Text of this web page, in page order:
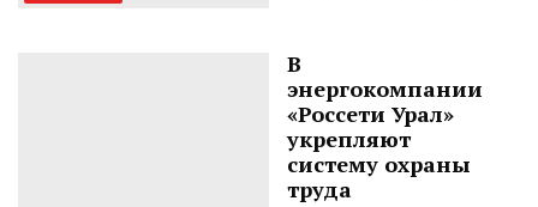
В
энергокомпании
«Россети Урал»
укрепляют
систему охраны
труда